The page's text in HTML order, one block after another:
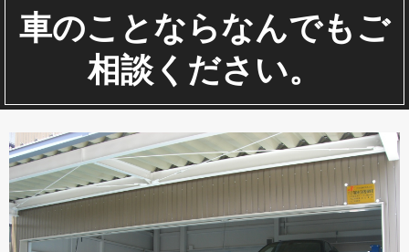
車のことならなんでもご
相談ください。